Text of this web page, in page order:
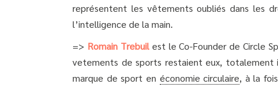
représentent les vêtements oubliés dans les
l’intelligence de la main.
=> Romain Trebuilest le Co-Founder de Circle
vetements de sports restaient eux, totalement
marque de sport en économie circulaire, à la